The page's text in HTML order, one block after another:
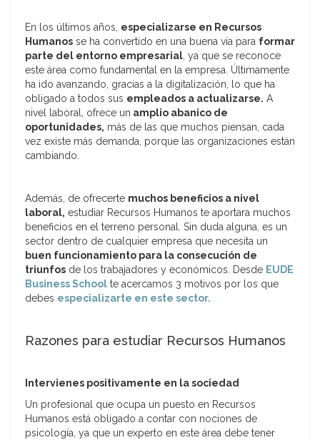
En los últimos años, especializarse en Recursos
Humanos se ha convertido en una buena vía para formar
parte del entorno empresarial, ya que se reconoce
este área como fundamental en la empresa. Últimamente
ha ido avanzando, gracias a la digitalización, lo que ha
obligado a todos sus empleados a actualizarse. A
nivel laboral, ofrece un amplio abanico de
oportunidades, más de las que muchos piensan, cada
vez existe más demanda, porque las organizaciones están
cambiando.
Además, de ofrecerte muchos beneficios a nivel
laboral, estudiar Recursos Humanos te aportara muchos
beneficios en el terreno personal. Sin duda alguna, es un
sector dentro de cualquier empresa que necesita un
buen funcionamiento para la consecución de
triunfos de los trabajadores y económicos. Desde EUDE
Business School te acercamos 3 motivos por los que
debes especializarte en este sector.
Razones para estudiar Recursos Humanos
Intervienes positivamente en la sociedad
Un profesional que ocupa un puesto en Recursos
Humanos está obligado a contar con nociones de
psicología, ya que un experto en este área debe tener